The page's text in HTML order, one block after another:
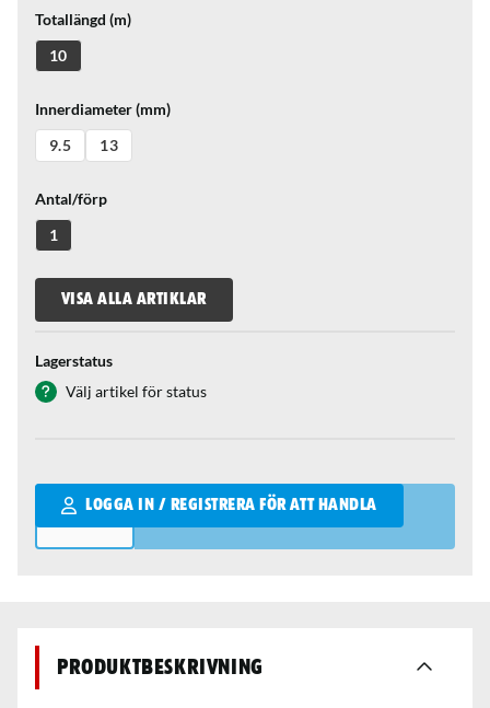
Totallängd (m)
10
Innerdiameter (mm)
9.5
13
Antal/förp
1
VISA ALLA ARTIKLAR
Lagerstatus
Välj artikel för status
LOGGA IN / REGISTRERA FÖR ATT HANDLA
Qantity
Produktbeskrivning